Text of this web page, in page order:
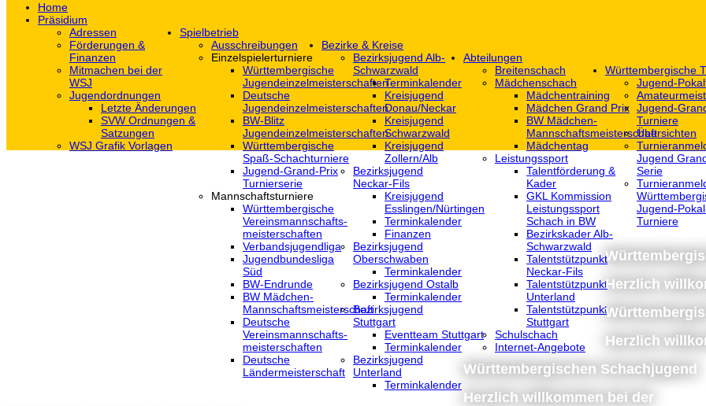
Home
Präsidium
Adressen
Förderungen &
Finanzen
Mitmachen bei der
WSJ
Jugendordnungen
Letzte Änderungen
SVW Ordnungen &
Satzungen
WSJ Grafik Vorlagen
Spielbetrieb
Ausschreibungen
Einzelspielerturniere
Württembergische
Jugendeinzelmeisterschaften
Deutsche
Jugendeinzelmeisterschaften
BW-Blitz
Jugendeinzelmeisterschaften
Württembergische
Spaß-Schachturniere
Jugend-Grand-Prix
Turnierserie
Mannschaftsturniere
Württembergische
Vereinsmannschafts-
meisterschaften
Verbandsjugendliga
Jugendbundesliga
Süd
BW-Endrunde
BW Mädchen-
Mannschaftsmeisterschaft
Deutsche
Vereinsmannschafts-
meisterschaften
Deutsche
Ländermeisterschaft
Bezirke & Kreise
Bezirksjugend Alb-
Schwarzwald
Terminkalender
Kreisjugend
Donau/Neckar
Kreisjugend
Schwarzwald
Kreisjugend
Zollern/Alb
Bezirksjugend
Neckar-Fils
Kreisjugend
‎Esslingen/Nürtingen
Terminkalender
Finanzen
Bezirksjugend
Oberschwaben
Terminkalender
Bezirksjugend Ostalb
Terminkalender
Bezirksjugend
Stuttgart
‎Eventteam Stuttgart
Terminkalender
Bezirksjugend
Unterland
Terminkalender
Abteilungen
Breitenschach
Mädchenschach
Mädchentraining
Mädchen Grand Prix
BW Mädchen-
Mannschaftsmeisterschaft
Mädchentag
Leistungssport
Talentförderung &
Kader
GKL Kommission
Leistungssport
Schach in BW
Bezirkskader Alb-
Schwarzwald
Talentstützpunkt
Neckar-Fils
Talentstützpunkt
Unterland
Talentstützpunkt
Stuttgart
Schulschach
Internet-Angebote
Württembergische
Jugend-
Jugend-
Turniere
Übersichten
Jugend
Serie
Jugend-
Turniere
Herzlich
Herzlich
Württembergischen Schachjugend
Herzlich willkommen bei der